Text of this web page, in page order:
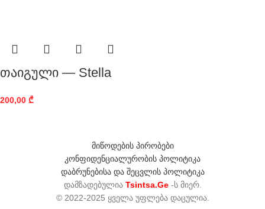
თაიგული — Stella
200,00 ₾
მიწოდების პირობები
კონფიდენციალურობის პოლიტიკა
დაბრუნებისა და შეცვლის პოლიტიკა
დამზადებულია Tsintsa.Ge -ს მიერ.
© 2022-2025 ყველა უფლება დაცულია.